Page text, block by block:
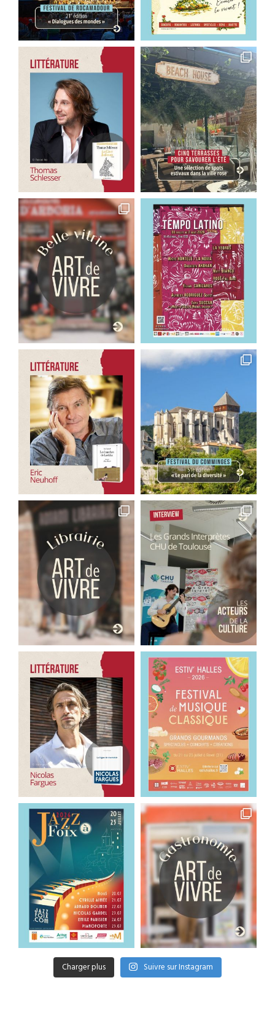
Charger plus Suivre sur Instagram